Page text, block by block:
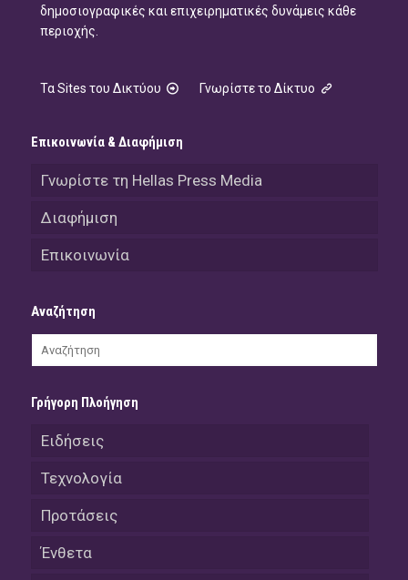
δημοσιογραφικές και επιχειρηματικές δυνάμεις κάθε
περιοχής.
Τα Sites του Δικτύου Γνωρίστε το Δίκτυο
Επικοινωνία & Διαφήμιση
Γνωρίστε τη Hellas Press Media
Διαφήμιση
Επικοινωνία
Αναζήτηση
Γρήγορη Πλοήγηση
Ειδήσεις
Τεχνολογία
Προτάσεις
Ένθετα